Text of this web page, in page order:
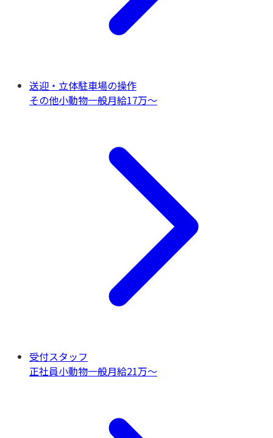
送迎・立体駐車場の操作
その他小動物一般月給17万〜
受付スタッフ
正社員小動物一般月給21万〜